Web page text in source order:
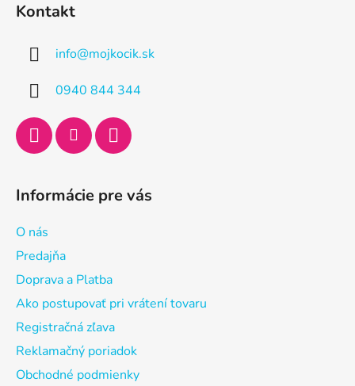
Kontakt
info@mojkocik.sk
0940 844 344
Informácie pre vás
O nás
Predajňa
Doprava a Platba
Ako postupovať pri vrátení tovaru
Registračná zľava
Reklamačný poriadok
Obchodné podmienky